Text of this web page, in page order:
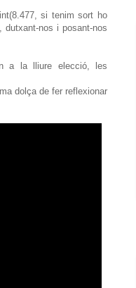
si tenim sort ho
nos i posant-nos
a la lliure elecció, les
dolça de fer reflexionar